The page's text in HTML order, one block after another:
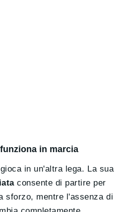
in marcia
in un'altra lega. La sua
consente di partire per
sforzo, mentre l'assenza di